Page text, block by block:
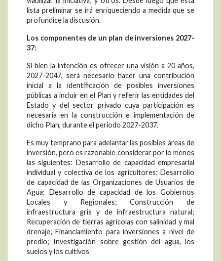
lista preliminar se irá enriqueciendo a medida que se
profundice la discusión.
Los componentes de un plan de inversiones 2027-
37:
Si bien la intención es ofrecer una visión a 20 años,
2027-2047, será necesario hacer una contribución
inicial a la identificación de posibles inversiones
públicas a incluir en el Plan y referir las entidades del
Estado y del sector privado cuya participación es
necesaria en la construcción e implementación de
dicho Plan, durante el periodo 2027-2037.
Es muy temprano para adelantar las posibles áreas de
inversión, pero es razonable considerar por lo menos
las siguientes: Desarrollo de capacidad empresarial
individual y colectiva de los agricultores; Desarrollo
de capacidad de las Organizaciones de Usuarios de
Agua; Desarrollo de capacidad de los Gobiernos
Locales y Regionales; Construcción de
infraestructura gris y de infraestructura natural;
Recuperación de tierras agrícolas con salinidad y mal
drenaje; Financiamiento para inversiones a nivel de
predio; Investigación sobre gestión del agua, los
suelos y los cultivos